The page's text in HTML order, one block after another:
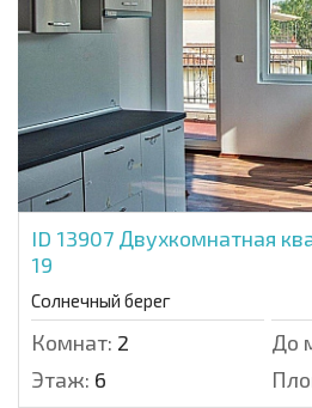
ID 13907 Двухкомнатная
19
Солнечный берег
Комнат: 2 До
Этаж: 6